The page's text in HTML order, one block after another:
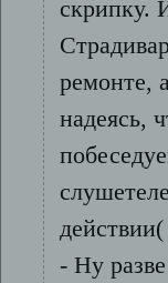
скрипку.
ремонте,
надеясь,
- Ну